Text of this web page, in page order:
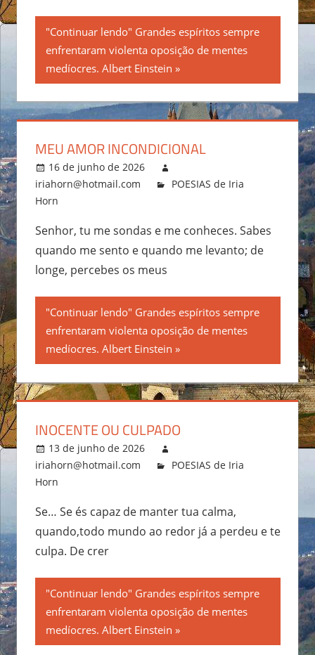
"Continuar lendo" Grandes espíritos sempre
enfrentaram violenta oposição de mentes
medíocres. Albert Einstein
MEU AMOR INCONDICIONAL
16 de junho de 2026
iriahorn@hotmail.com
POESIAS de Iria
Horn
Senhor, tu me sondas e me conheces. Sabes
quando me sento e quando me levanto; de
longe, percebes os meus
"Continuar lendo" Grandes espíritos sempre
enfrentaram violenta oposição de mentes
medíocres. Albert Einstein
INOCENTE OU CULPADO
13 de junho de 2026
iriahorn@hotmail.com
POESIAS de Iria
Horn
Se… Se és capaz de manter tua calma,
quando,todo mundo ao redor já a perdeu e te
culpa. De crer
"Continuar lendo" Grandes espíritos sempre
enfrentaram violenta oposição de mentes
medíocres. Albert Einstein